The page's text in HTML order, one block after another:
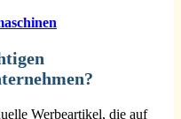
Werbeartikel, die auf